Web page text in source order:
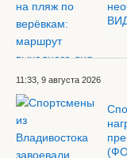
11:33, 9 августа 2026